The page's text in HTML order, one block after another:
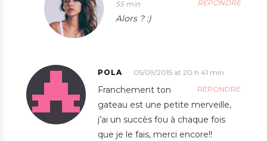
55 min RÉPONDRE
Alors ? :)
POLA
05/09/2015 at 20 h 41 min
RÉPONDRE
Franchement ton
gateau est une petite merveille,
j’ai un succès fou à chaque fois
que je le fais, merci encore!!